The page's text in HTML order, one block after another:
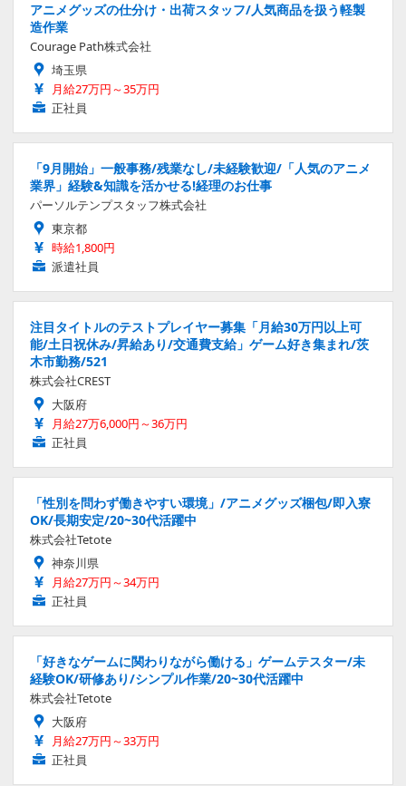
アニメグッズの仕分け・出荷スタッフ/人気商品を扱う軽製
造作業
Courage Path株式会社
埼玉県
月給27万円～35万円
正社員
「9月開始」一般事務/残業なし/未経験歓迎/「人気のアニメ
業界」経験&知識を活かせる!経理のお仕事
パーソルテンプスタッフ株式会社
東京都
時給1,800円
派遣社員
注目タイトルのテストプレイヤー募集「月給30万円以上可
能/土日祝休み/昇給あり/交通費支給」ゲーム好き集まれ/茨
木市勤務/521
株式会社CREST
大阪府
月給27万6,000円～36万円
正社員
「性別を問わず働きやすい環境」/アニメグッズ梱包/即入寮
OK/長期安定/20~30代活躍中
株式会社Tetote
神奈川県
月給27万円～34万円
正社員
「好きなゲームに関わりながら働ける」ゲームテスター/未
経験OK/研修あり/シンプル作業/20~30代活躍中
株式会社Tetote
大阪府
月給27万円～33万円
正社員